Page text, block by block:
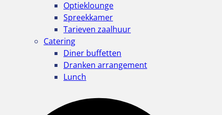
Optieklounge
Spreekkamer
Tarieven zaalhuur
Catering
Diner buffetten
Dranken arrangement
Lunch